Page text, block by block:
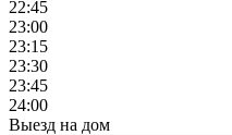
22:45
23:00
23:15
23:30
23:45
24:00
Выезд на дом